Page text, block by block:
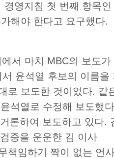
경영지침 첫 번째 항목인
해야 한다고 요구했다.
서 마치 MBC의 보도가
윤석열 후보의 이름을
로 보도한 것이었다. 같
석열로 수정해 보도했다
론하여 보도하고 있다.
증을 운운한 김 이사
책임하기 짝이 없는 언